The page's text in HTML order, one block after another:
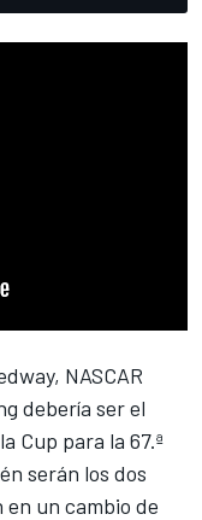
NASCAR
debería ser el
Cup para la 67.ª
serán los dos
un cambio de